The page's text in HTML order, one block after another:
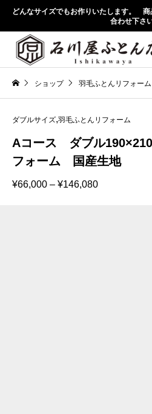
どんなサイズでもお作りいたします。
合わせ下さい
ショップ 羽毛ふとんリフォーム
ダブルサイズ,羽毛ふとんリフォーム
Aコース ダブル
フォーム 国産生地
¥66,000 – ¥146,080価